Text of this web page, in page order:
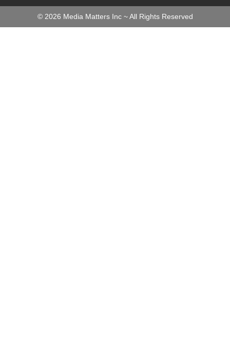
© 2026 Media Matters Inc ~ All Rights Reserved